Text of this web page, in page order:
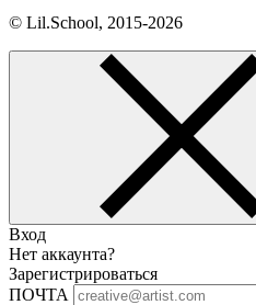
© Lil.School, 2015‐2026
Вход
Нет аккаунта?
Зарегистрироваться
ПОЧТА